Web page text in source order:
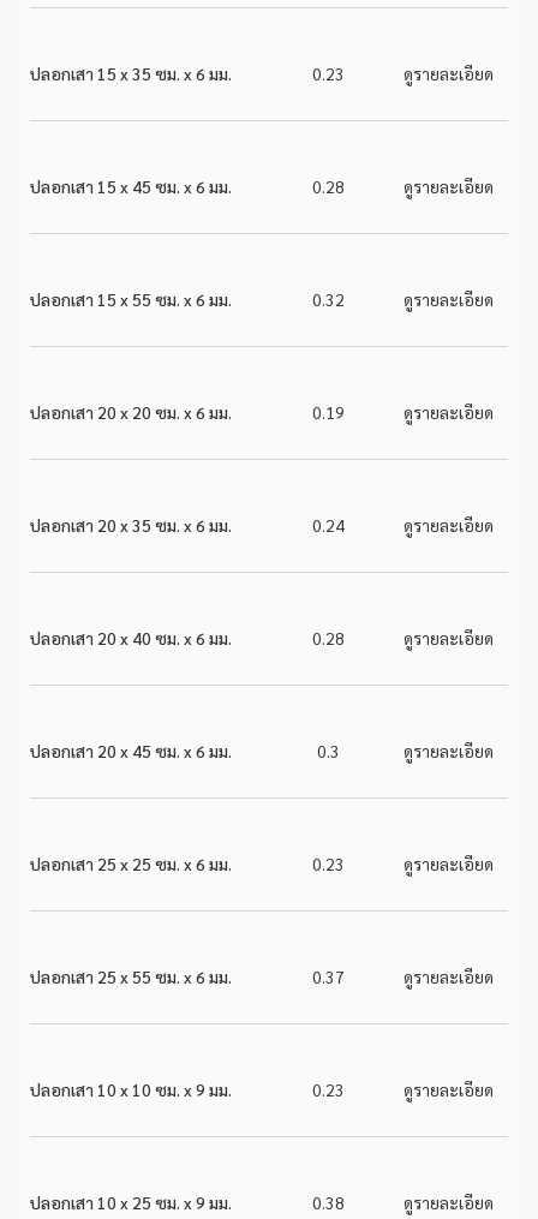
ปลอกเสา 15 x 35 ซม. x 6 มม. 0.23 ดูรายละเอียด
ปลอกเสา 15 x 45 ซม. x 6 มม. 0.28 ดูรายละเอียด
ปลอกเสา 15 x 55 ซม. x 6 มม. 0.32 ดูรายละเอียด
ปลอกเสา 20 x 20 ซม. x 6 มม. 0.19 ดูรายละเอียด
ปลอกเสา 20 x 35 ซม. x 6 มม. 0.24 ดูรายละเอียด
ปลอกเสา 20 x 40 ซม. x 6 มม. 0.28 ดูรายละเอียด
ปลอกเสา 20 x 45 ซม. x 6 มม. 0.3 ดูรายละเอียด
ปลอกเสา 25 x 25 ซม. x 6 มม. 0.23 ดูรายละเอียด
ปลอกเสา 25 x 55 ซม. x 6 มม. 0.37 ดูรายละเอียด
ปลอกเสา 10 x 10 ซม. x 9 มม. 0.23 ดูรายละเอียด
ปลอกเสา 10 x 25 ซม. x 9 มม. 0.38 ดูรายละเอียด